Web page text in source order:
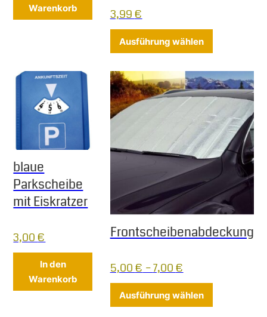
Warenkorb
3,99€
Ausführung wählen
blaue
Parkscheibe
mit Eiskratzer
3,00€
In den
Warenkorb
Frontscheibenabdeckung
5,00€ –7,00€
Ausführung wählen